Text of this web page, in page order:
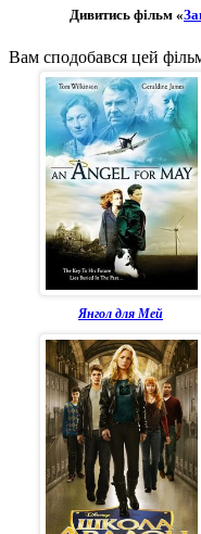
Дивитись фільм «
Вам сподобався цей
Янгол для Мей